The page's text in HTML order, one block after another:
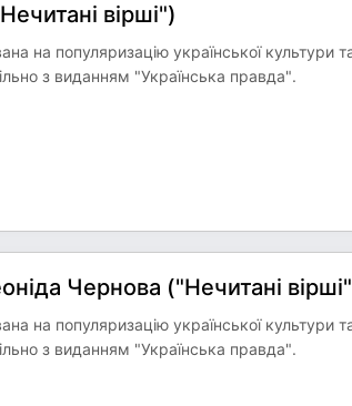
вірші")
на популяризацію української культури
з виданням "Українська правда".
Чернова ("Нечитані
на популяризацію української культури
з виданням "Українська правда".